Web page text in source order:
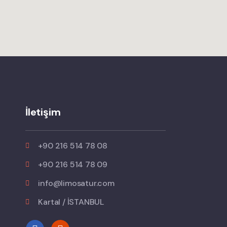
İletişim
+90 216 514 78 08
+90 216 514 78 09
info@limosatur.com
Kartal / İSTANBUL